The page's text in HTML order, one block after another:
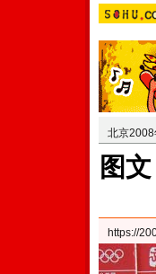
北京
图
https://